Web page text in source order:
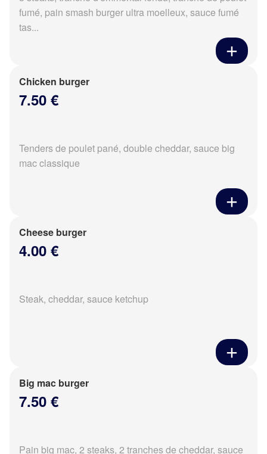
fumé, pain smash burger ultra moelleux, sauce fumé
tas...
Chicken burger
7.50 €
Tenders de poulet pané, double cheddar, sauce big
mac classique
Cheese burger
4.00 €
Steak, cheddar, sauce ketchup
Big mac burger
7.50 €
Pain big mac, 2 steaks, 2 tranches de cheddar, sauce